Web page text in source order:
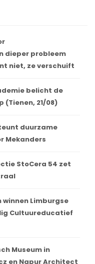
dieper probleem
niet, ze verschuift
belicht de
(Tienen, 21/08)
duurzame
Mekanders
StoCera 54 zet
winnen Limburgse
Cultuureducatief
Museum in
en Napur Architect